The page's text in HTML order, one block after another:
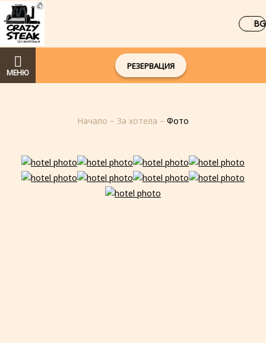
BG
МЕНЮ
РЕЗЕРВАЦИЯ
Начало – За хотела – Фото